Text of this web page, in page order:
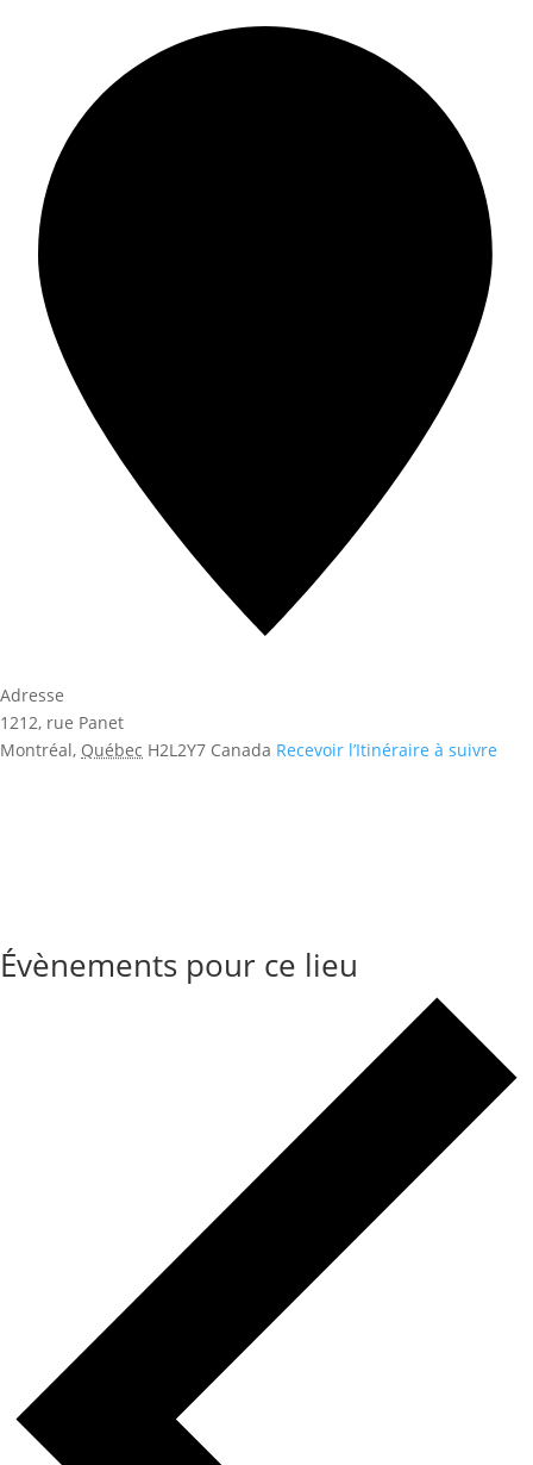
Adresse
1212, rue Panet
Montréal, Québec H2L2Y7 Canada Recevoir l’Itinéraire à suivre
Évènements pour ce lieu